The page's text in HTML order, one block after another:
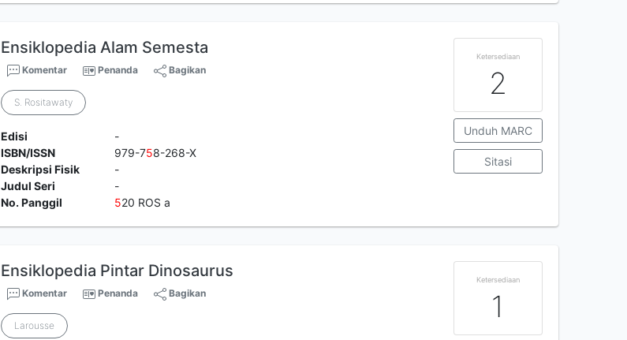
Ensiklopedia Alam Semesta
Komentar Penanda Bagikan
S. Rositawaty
Edisi
-
ISBN/ISSN
979-758-268-X
Deskripsi Fisik
-
Judul Seri
-
No. Panggil
520 ROS a
Ketersediaan
2
Unduh MARC
Sitasi
Ensiklopedia Pintar Dinosaurus
Komentar Penanda Bagikan
Larousse
Ketersediaan
1